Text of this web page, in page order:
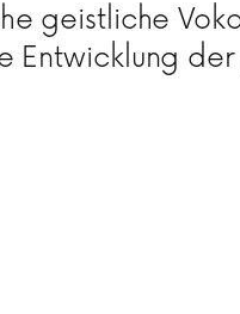
geistliche
Entwicklung